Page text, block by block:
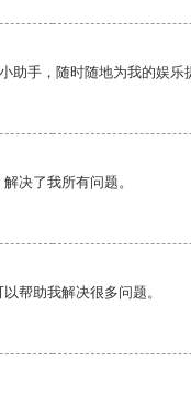
助手，随时随地为我的娱乐
决了我所有问题。
帮助我解决很多问题。